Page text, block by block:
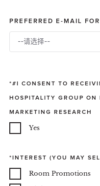
PREFERRED E-MAIL
--请选择--
#I CONSENT TO
HOSPITALITY GROUP ON
MARKETING RESEARCH
Yes
INTEREST (YOU MAY
Room Promotions